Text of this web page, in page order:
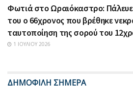
Φωτιά στο Ωραιόκαστρο:
του ο 66χρονος που βρέθηκε
ταυτοποίηση της σορού του
1 ΙΟΥΛΊΟΥ 2026
ΔΗΜΟΦΙΛΗ ΣΗΜΕΡΑ